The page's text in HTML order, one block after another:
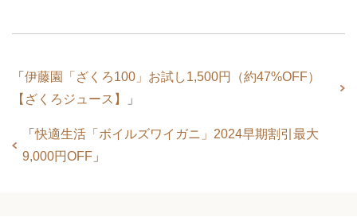
「 伊藤園「ざくろ100」お試し1,500円（約47%OFF）
【ざくろジュース】
」
「快適生活「ボイルズワイガニ」2024早期割引最大
9,000円OFF 」